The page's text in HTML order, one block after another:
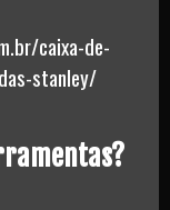
caixa-de-
stanley/